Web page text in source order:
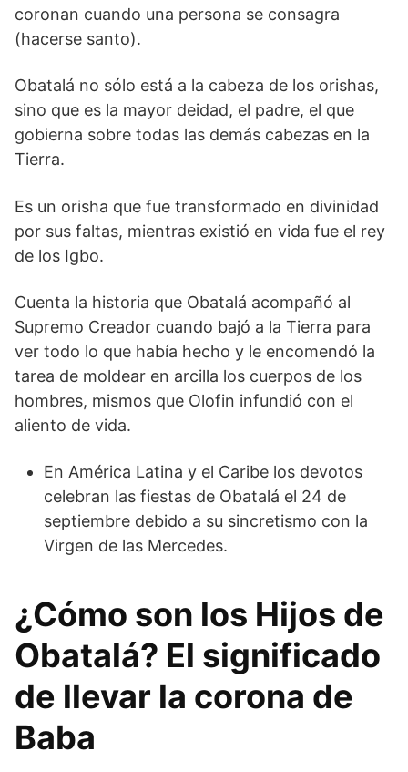
coronan cuando una persona se consagra
(hacerse santo).
Obatalá no sólo está a la cabeza de los orishas,
sino que es la mayor deidad, el padre, el que
gobierna sobre todas las demás cabezas en la
Tierra.
Es un orisha que fue transformado en divinidad
por sus faltas, mientras existió en vida fue el rey
de los Igbo.
Cuenta la historia que Obatalá acompañó al
Supremo Creador cuando bajó a la Tierra para
ver todo lo que había hecho y le encomendó la
tarea de moldear en arcilla los cuerpos de los
hombres, mismos que Olofin infundió con el
aliento de vida.
En América Latina y el Caribe los devotos
celebran las fiestas de Obatalá el 24 de
septiembre debido a su sincretismo con la
Virgen de las Mercedes.
¿Cómo son los Hijos de
Obatalá? El significado
de llevar la corona de
Baba